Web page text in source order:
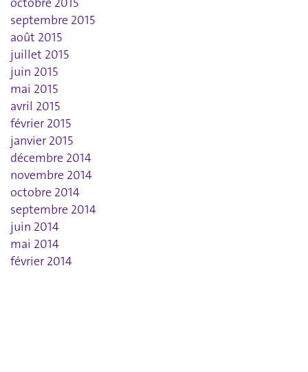
septembre 2015
août 2015
juillet 2015
juin 2015
mai 2015
avril 2015
février 2015
janvier 2015
décembre 2014
novembre 2014
octobre 2014
septembre 2014
juin 2014
mai 2014
février 2014